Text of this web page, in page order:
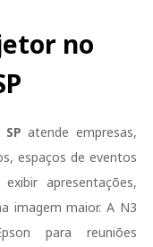
no
atende empresas,
espaços de eventos
apresentações,
imagem maior. A N3
para reuniões